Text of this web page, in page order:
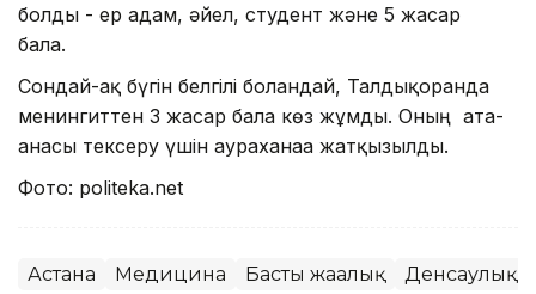
болды - ер адам, әйел, студент және 5 жасар
бала.
Сондай-ақ бүгін белгілі болғандай, Талдықорғанда
менингиттен 3 жасар бала көз жұмды. Оның ата-
анасы тексеру үшін аураханаға жатқызылды.
Фото: politeka.net
Астана Медицина Басты жаңалық Денсаулық